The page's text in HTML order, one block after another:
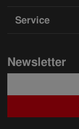
Service
Newsletter